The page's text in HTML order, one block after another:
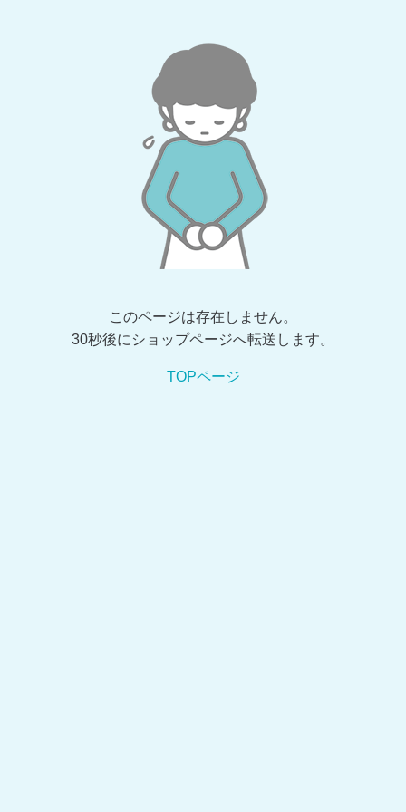
このページは存在しません。
30秒後にショップページへ転送します。
TOPページ